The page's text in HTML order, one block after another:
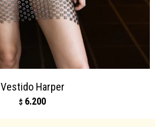
Vestido Harper
$ 6.200